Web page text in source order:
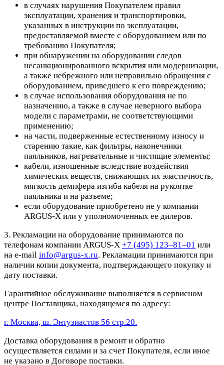
в случаях нарушения Покупателем правил
эксплуатации, хранения и транспортировки,
указанных в инструкции по эксплуатации,
предоставляемой вместе с оборудованием или по
требованию Покупателя;
при обнаружении на оборудовании следов
несанкционированного вскрытия или модернизации,
а также небрежного или неправильно обращения с
оборудованием, приведшего к его повреждению;
в случае использования оборудования не по
назначению, а также в случае неверного выбора
модели с параметрами, не соответствующими
применению;
на части, подверженные естественному износу и
старению такие, как фильтры, наконечники
паяльников, нагревательные и чистящие элементы;
кабели, изношенные вследствие воздействия
химических веществ, снижающих их эластичность,
мягкость демпфера изгиба кабеля на рукоятке
паяльника и на разъеме;
если оборудование приобретено не у компании
ARGUS-X или у уполномоченных ее дилеров.
3. Рекламации на оборудование принимаются по
телефонам компании ARGUS-X +7 (495) 123–81–01 или
на e-mail info@argus-x.ru. Рекламации принимаются при
наличии копии документа, подтверждающего покупку и
дату поставки.
Гарантийное обслуживание выполняется в сервисном
центре Поставщика, находящемся по адресу:
г. Москва, ш. Энтузиастов 56 стр.20.
Доставка оборудования в ремонт и обратно
осуществляется силами и за счет Покупателя, если иное
не указано в Договоре поставки.